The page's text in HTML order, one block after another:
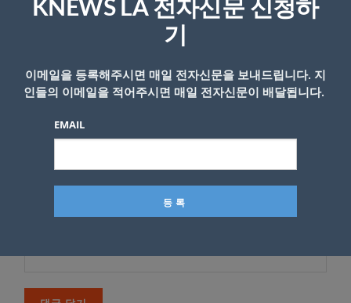
KNEWS LA 전자신문 신청하
기
이메일을 등록해주시면 매일 전자신문을 보내드립니다. 지
인들의 이메일을 적어주시면 매일 전자신문이 배달됩니다.
EMAIL